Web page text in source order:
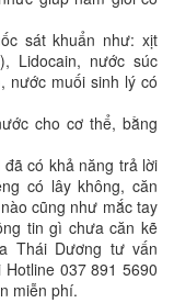
sát khuẩn như: xịt
Lidocain, nước súc
nước muối sinh lý có
cho cơ thể, bằng
có khả năng trả lời
có lây không, căn
cũng như mắc tay
tin gì chưa căn kẽ
Thái Dương tư vấn
037 891 5690
miễn phí.